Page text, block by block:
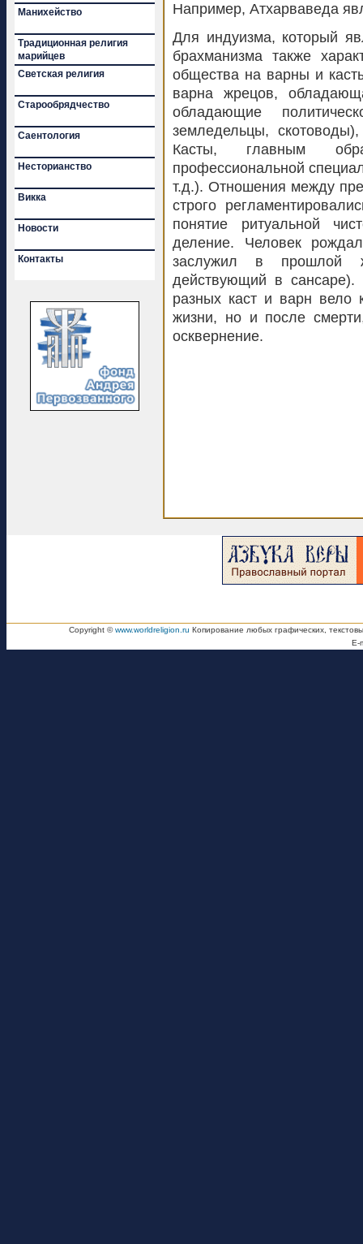
Манихейство
Традиционная религия
марийцев
Светская религия
Старообрядчество
Саентология
Несторианство
Викка
Новости
Контакты
Например, Атхарваведа
Для индуизма, который
брахманизма также
общества на варны и
варна жрецов,
обладающие
земледельцы,
Касты, главным
профессиональной
т.д.). Отношения между
строго
понятие ритуальной
деление. Человек
заслужил в прошлой
действующий в сансаре).
разных каст и варн вело
жизни, но и после
осквернение.
Copyright ©www.worldreligion.ru Копирование любых графических,
E-